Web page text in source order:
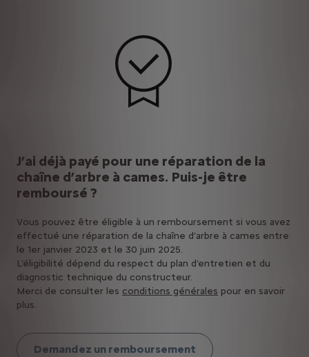
J’ai déjà payé pour une réparation de la
chaîne d’arbre à cames. Puis-je être
remboursé ?
Vous pouvez être éligible à un remboursement si vous avez
effectué une réparation de la chaîne d’arbre à cames entre
le 1er janvier 2023 et le 30 juin 2025.
L’éligibilité dépend du respect du plan d’entretien et du
diagnostic technique du constructeur.
Merci de consulter les conditions générales pour en savoir
plus.
Demandez un remboursement